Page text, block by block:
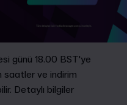
günü 18.00 BST'ye
ve indirim
Detaylı bilgiler